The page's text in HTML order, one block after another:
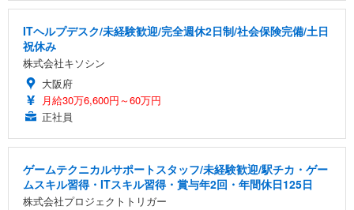
ITヘルプデスク/未経験歓迎/完全週休2日制/社会保険完備/土日
祝休み
株式会社キソシン
大阪府
月給30万6,600円～60万円
正社員
ゲームテクニカルサポートスタッフ/未経験歓迎/駅チカ・ゲー
ムスキル習得・ITスキル習得・賞与年2回・年間休日125日
株式会社プロジェクトトリガー